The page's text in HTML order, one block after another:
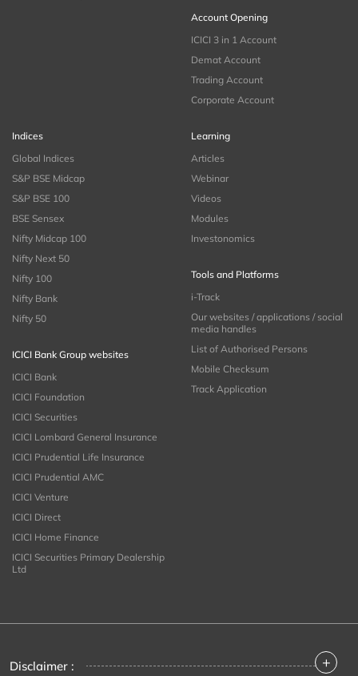
Account Opening
ICICI 3 in 1 Account
Demat Account
Trading Account
Corporate Account
Indices
Global Indices
S&P BSE Midcap
S&P BSE 100
BSE Sensex
Nifty Midcap 100
Nifty Next 50
Nifty 100
Nifty Bank
Nifty 50
ICICI Bank Group websites
ICICI Bank
ICICI Foundation
ICICI Securities
ICICI Lombard General Insurance
ICICI Prudential Life Insurance
ICICI Prudential AMC
ICICI Venture
ICICI Direct
ICICI Home Finance
ICICI Securities Primary Dealership
Ltd
Learning
Articles
Webinar
Videos
Modules
Investonomics
Tools and Platforms
i-Track
Our websites / applications / social
media handles
List of Authorised Persons
Mobile Checksum
Track Application
Disclaimer : +